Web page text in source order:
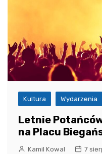
Kultura Wydarzenia
Letnie
na Placu
Kamil Kowal 7